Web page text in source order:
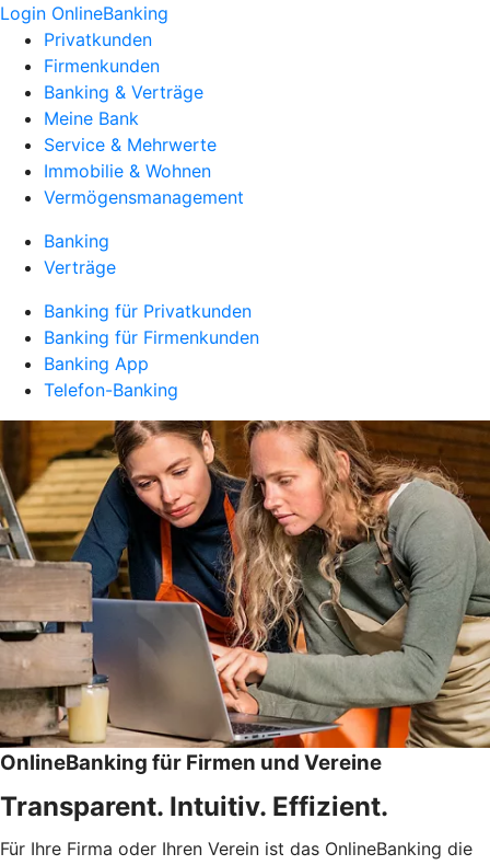
Login OnlineBanking
Privatkunden
Firmenkunden
Banking & Verträge
Meine Bank
Service & Mehrwerte
Immobilie & Wohnen
Vermögensmanagement
Banking
Verträge
Banking für Privatkunden
Banking für Firmenkunden
Banking App
Telefon-Banking
OnlineBanking für Firmen und Vereine
Transparent. Intuitiv. Effizient.
Für Ihre Firma oder Ihren Verein ist das OnlineBanking die